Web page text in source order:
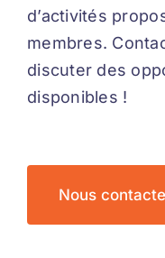
d’activités
membres.
discuter des
disponibles !
Nous